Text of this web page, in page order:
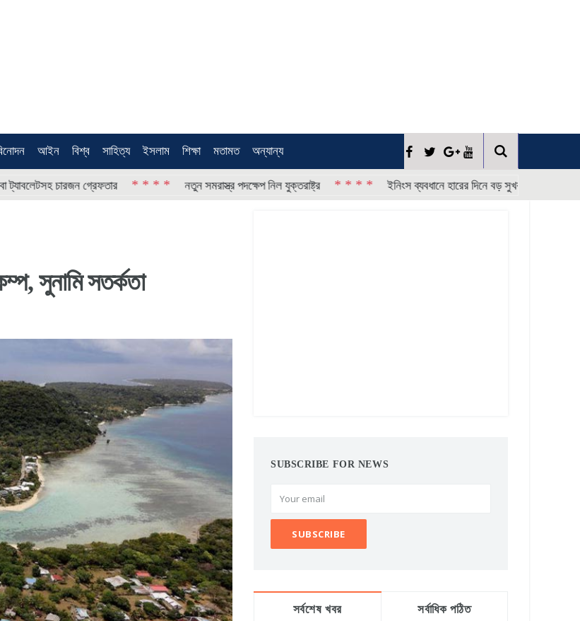
আইন বিশ্ব সাহিত্য ইসলাম শিক্ষা মতামত অন্যান্য
চারজন গ্রেফতার * * * * নতুন সমরাস্ত্র পদক্ষেপ নিল যুক্তরাষ্ট্র * * * * ইনিংস ব্যবধানে হারের দিনে বড় সুখবর পেল বাংলাদেশ
সুনামি সতর্কতা
SUBSCRIBE FOR NEWS
সর্বশেষ খবর সর্বাধিক পঠিত